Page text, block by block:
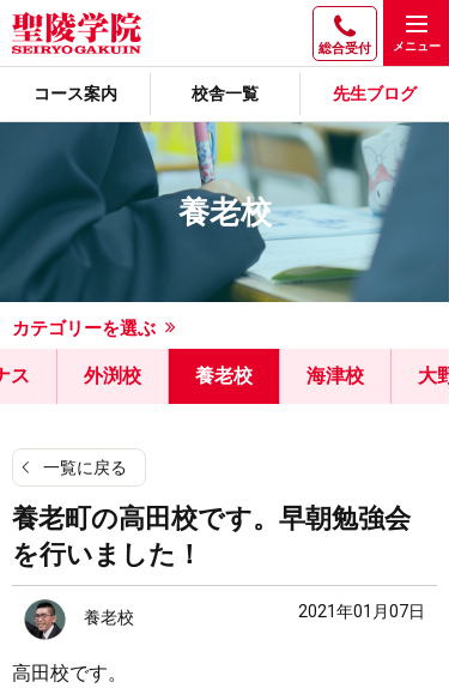
総合受付
コース案内 校舎一覧 先生ブログ
養老校
カテゴリーを選ぶ
ス 外渕校 養老校 海津校 大
一覧に戻る
養老町の高田校です。早朝勉強会
を行いました！
養老校 2021年01月07日
高田校です。